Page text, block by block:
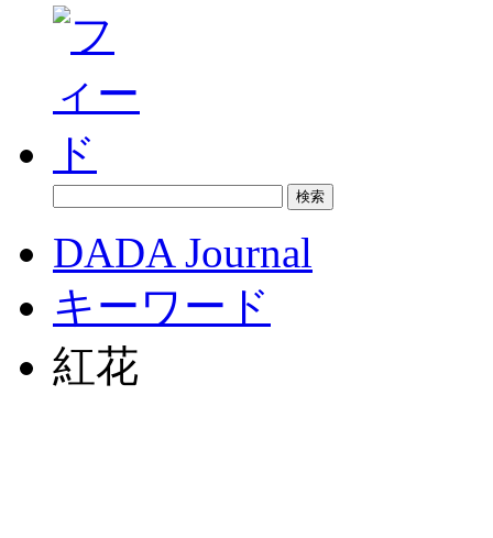
DADA Journal
キーワード
紅花